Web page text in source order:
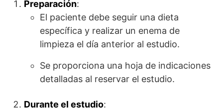
Preparación:
El paciente debe seguir una dieta
específica y realizar un enema de
limpieza el día anterior al estudio.
Se proporciona una hoja de indicaciones
detalladas al reservar el estudio.
Durante el estudio: